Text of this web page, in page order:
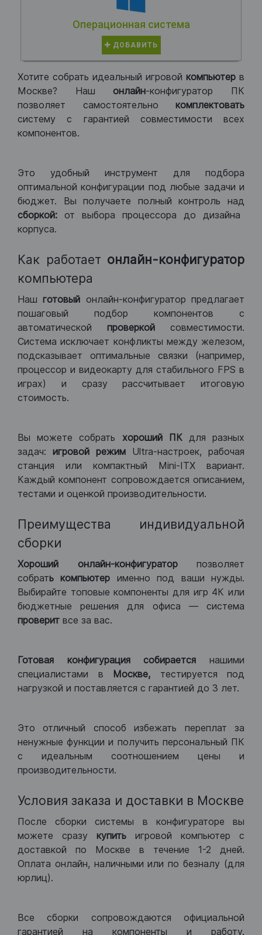
Операционная система
ДОБАВИТЬ
Хотите собрать идеальный игровой компьютер в
Москве? Нашонлайн-конфигуратор ПК
позволяет самостоятельно комплектовать
систему с гарантией совместимости всех
компонентов.
Это удобный инструмент для подбора
оптимальной конфигурации под любые задачи и
бюджет. Вы получаете полный контроль над
сборкой: от выбора процессора до дизайна
корпуса.
Как работает онлайн-конфигуратор
компьютера
Нашготовый онлайн-конфигуратор предлагает
пошаговый подбор компонентов с
автоматической проверкой совместимости.
Система исключает конфликты между железом,
подсказывает оптимальные связки (например,
процессор и видеокарту для стабильного FPS в
играх) и сразу рассчитывает итоговую
стоимость.
Вы можете собрать хороший ПКдля разных
задач: игровой режим Ultra-настроек, рабочая
станция или компактный Mini-ITX вариант.
Каждый компонент сопровождается описанием,
тестами и оценкой производительности.
Преимущества индивидуальной
сборки
Хороший онлайн-конфигураторпозволяет
собрать компьютер именно под ваши нужды.
Выбирайте топовые компоненты для игр 4К или
бюджетные решения для офиса — система
проверит все за вас.
Готовая конфигурация собираетсянашими
специалистами в Москве, тестируется под
нагрузкой и поставляется с гарантией до 3 лет.
Это отличный способ избежать переплат за
ненужные функции и получить персональный ПК
с идеальным соотношением цены и
производительности.
Условия заказа и доставки в Москве
После сборки системы в конфигураторе вы
можете сразу купить игровой компьютер с
доставкой по Москве в течение 1-2 дней.
Оплата онлайн, наличными или по безналу (для
юрлиц).
Все сборки сопровождаются официальной
гарантией на компоненты и работу.